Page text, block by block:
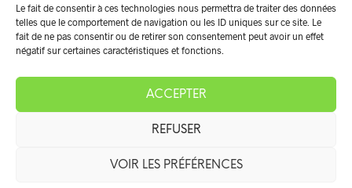
Le fait de consentir à ces technologies nous permettra de traiter des données
telles que le comportement de navigation ou les ID uniques sur ce site. Le
fait de ne pas consentir ou de retirer son consentement peut avoir un effet
négatif sur certaines caractéristiques et fonctions.
ACCEPTER
REFUSER
VOIR LES PRÉFÉRENCES
entretien toiture, Carnoux-en-Provence protection toiture, Carnoux-en-Provence fissure facade,
Carnoux-en-Provence peinture facade, Les Pennes-Mirabeau Peinture exterieur, Les Pennes-
Mirabeau Peinture interieur, Les Pennes-Mirabeau entretien toiture, Les Pennes-Mirabeau protection
d'Azur Peinture exterieur, La Cadière-d'Azur Peinture interieur, La Cadière-d'Azur entretien toiture, La
Cadière-d'Azur protection toiture, La Cadière-d'Azur fissure facade, La Cadière-d'Azur peinture
Peinture interieur, Cassis entretien toiture, Cassis protection toiture, Cassis fissure facade, Cassis